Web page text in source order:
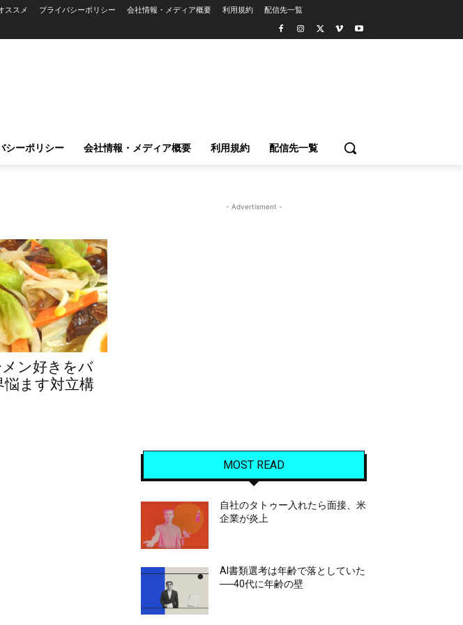
ススメ プライバシーポリシー 会社情報・メディア概要 利用規約 配信先一覧
シーポリシー 会社情報・メディア概要 利用規約 配信先一覧
ン好きをバ
悩ます対立構
- Advertisment -
MOST READ
自社のタトゥー入れたら面接、米
企業が炎上
AI書類選考は年齢で落としていた
──40代に年齢の壁